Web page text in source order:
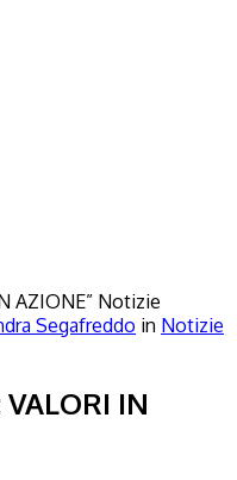
Notizie
Segafreddo in Notizie
VALORI IN